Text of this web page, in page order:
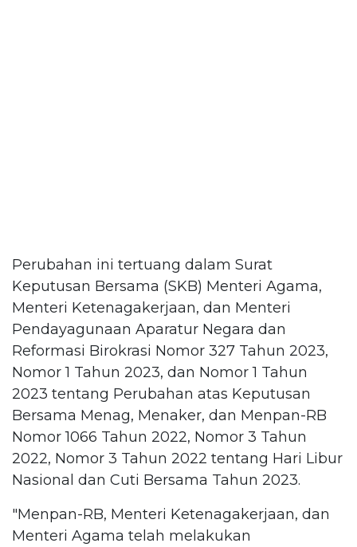
Perubahan ini tertuang dalam Surat
Keputusan Bersama (SKB) Menteri Agama,
Menteri Ketenagakerjaan, dan Menteri
Pendayagunaan Aparatur Negara dan
Reformasi Birokrasi Nomor 327 Tahun 2023,
Nomor 1 Tahun 2023, dan Nomor 1 Tahun
2023 tentang Perubahan atas Keputusan
Bersama Menag, Menaker, dan Menpan-RB
Nomor 1066 Tahun 2022, Nomor 3 Tahun
2022, Nomor 3 Tahun 2022 tentang Hari Libur
Nasional dan Cuti Bersama Tahun 2023.
"Menpan-RB, Menteri Ketenagakerjaan, dan
Menteri Agama telah melakukan